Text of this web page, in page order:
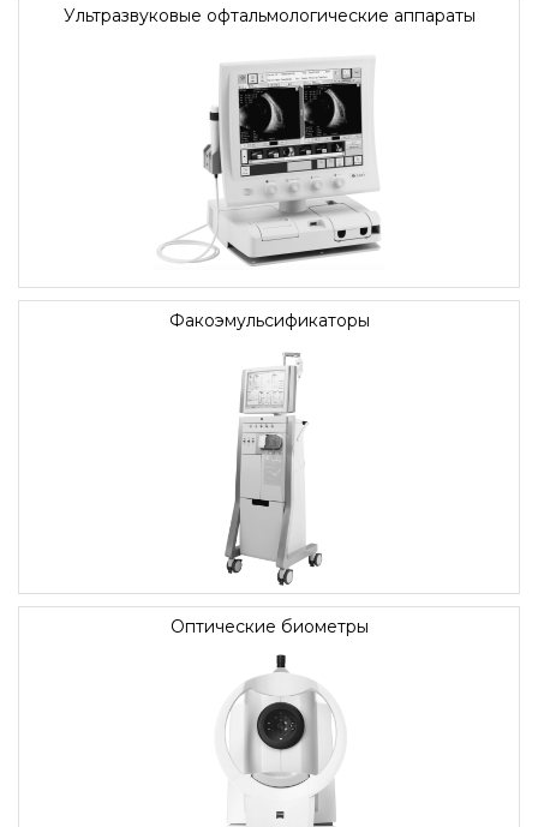
Ультразвуковые офтальмологические аппараты
Факоэмульсификаторы
Оптические биометры